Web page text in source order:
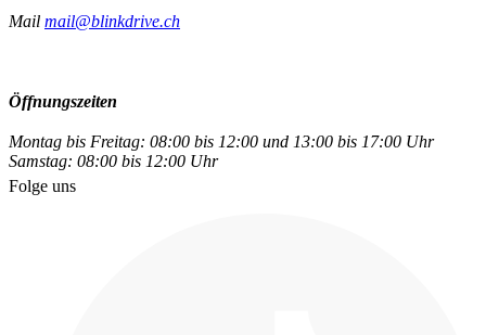
Mail mail@blinkdrive.ch
Öffnungszeiten
Montag bis Freitag: 08:00 bis 12:00 und 13:00 bis 17:00 Uhr
Samstag: 08:00 bis 12:00 Uhr
Folge uns